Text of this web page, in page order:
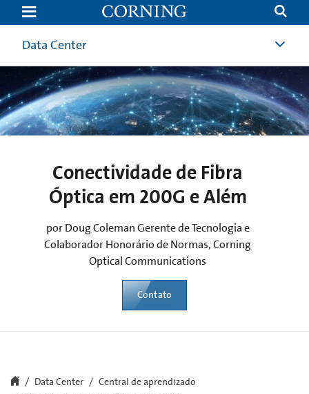
Conectividade
óptica
em
200G
Center
|
Optical
Communications
|
Data Center
Conectividade de Fibra
Óptica em 200G e Além
por Doug Coleman Gerente de Tecnologia e
Colaborador Honorário de Normas, Corning
Optical Communications
Contato
Data Center
Central de aprendizado